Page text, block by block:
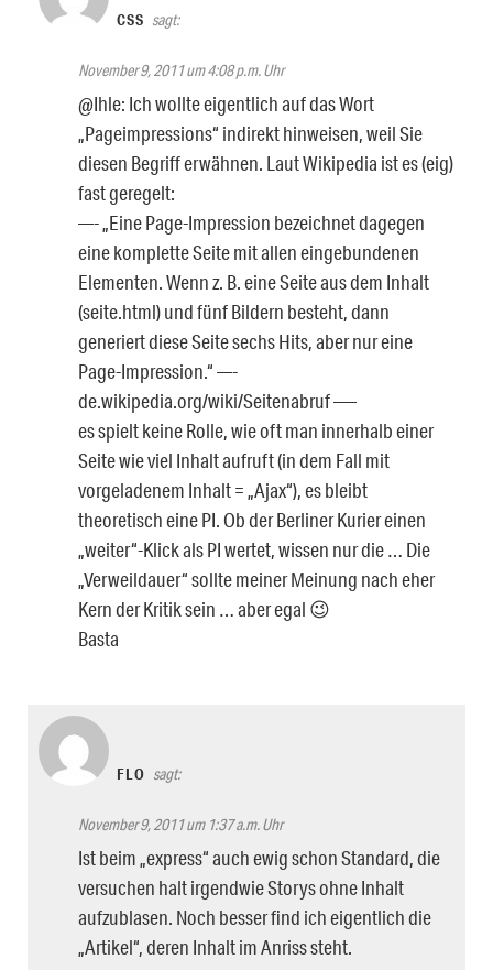
CSS sagt:
November 9, 2011 um 4:08 p.m. Uhr
@Ihle: Ich wollte eigentlich auf das Wort
„Pageimpressions“ indirekt hinweisen, weil Sie
diesen Begriff erwähnen. Laut Wikipedia ist es (eig)
fast geregelt:
—- „Eine Page-Impression bezeichnet dagegen
eine komplette Seite mit allen eingebundenen
Elementen. Wenn z. B. eine Seite aus dem Inhalt
(seite.html) und fünf Bildern besteht, dann
generiert diese Seite sechs Hits, aber nur eine
Page-Impression.“ —-
de.wikipedia.org/wiki/Seitenabruf —–
es spielt keine Rolle, wie oft man innerhalb einer
Seite wie viel Inhalt aufruft (in dem Fall mit
vorgeladenem Inhalt = „Ajax“), es bleibt
theoretisch eine PI. Ob der Berliner Kurier einen
„weiter“-Klick als PI wertet, wissen nur die … Die
„Verweildauer“ sollte meiner Meinung nach eher
Kern der Kritik sein … aber egal 😉
Basta
FLO sagt:
November 9, 2011 um 1:37 a.m. Uhr
Ist beim „express“ auch ewig schon Standard, die
versuchen halt irgendwie Storys ohne Inhalt
aufzublasen. Noch besser find ich eigentlich die
„Artikel“, deren Inhalt im Anriss steht.